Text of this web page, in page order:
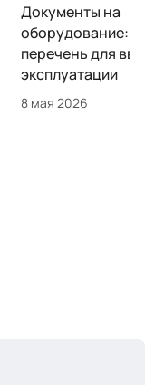
Документы на
оборудование:
перечень для
эксплуатации
8 мая 2026